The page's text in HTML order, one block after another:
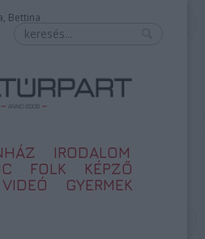
Bettina
IRODALOM
FOLK
KÉPZŐ
VIDEÓ GYERMEK